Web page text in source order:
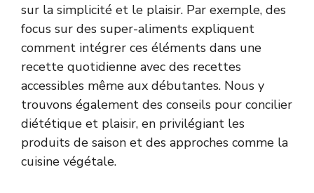
sur la simplicité et le plaisir. Par exemple, des
focus sur des super-aliments expliquent
comment intégrer ces éléments dans une
recette quotidienne avec des recettes
accessibles même aux débutantes. Nous y
trouvons également des conseils pour concilier
diététique et plaisir, en privilégiant les
produits de saison et des approches comme la
cuisine végétale.